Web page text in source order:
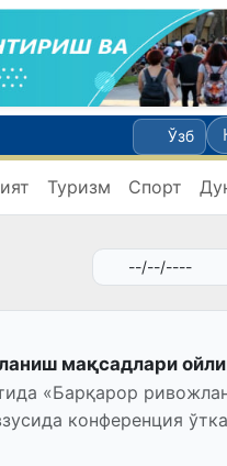
Ўзб
Туризм Спорт
мақсадлари
«Барқарор
конференция